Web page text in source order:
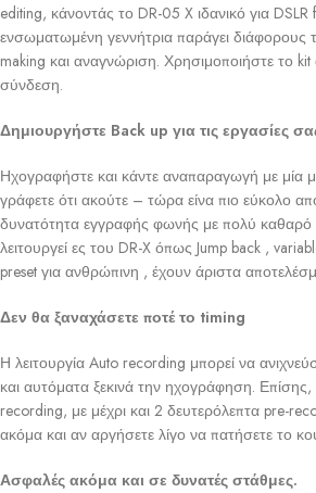
editing, κάνοντάς το DR-05 X ιδανικό για
ενσωματωμένη γεννήτρια παράγει διάφορους
making και αναγνώριση. Χρησιμοποιήστε το
σύνδεση.
Δημιουργήστε Back up για τις εργασίες
Ηχογραφήστε και κάντε αναπαραγωγή με μία
γράφετε ότι ακούτε – τώρα είνα πιο εύκολο
δυνατότητα εγγραφής φωνής με πολύ
λειτουργεί ες του DR-X όπως Jump back ,
preset για ανθρώπινη , έχουν άριστα
Δεν θα ξαναχάσετε ποτέ το timing
Η λειτουργία Auto recording μπορεί να
και αυτόματα ξεκινά την ηχογράφηση. Επίσης,
recording, με μέχρι και 2 δευτερόλεπτα pre-
ακόμα και αν αργήσετε λίγο να πατήσετε το
Ασφαλές ακόμα και σε δυνατές στάθμες.